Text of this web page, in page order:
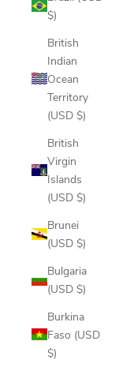
$)
British
Indian
Ocean
Territory
(USD $)
British
Virgin
Islands
(USD $)
Brunei
(USD $)
Bulgaria
(USD $)
Burkina
Faso (USD
$)